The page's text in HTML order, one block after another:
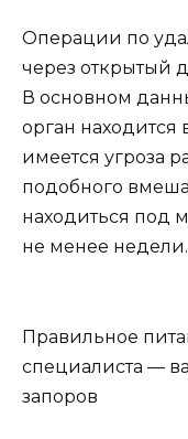
Операции по
через открытый
В основном
орган
имеется угроза
подобного
находиться под
не менее недели.
Правильное
специалиста —
запоров